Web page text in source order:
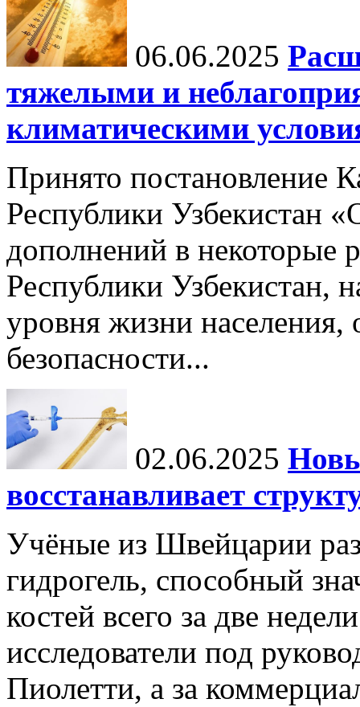
06.06.2025
тяжелыми и
климатическими
Принято постановление
Республики Узбекистан
дополнений в некоторые
Республики Узбекистан,
уровня жизни населения,
безопасности...
02.06.2025
восстанавливает
Учёные из Швейцарии
гидрогель, способный
костей всего за две
исследователи под
Пиолетти, а за